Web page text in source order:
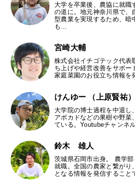
大学を卒業後、農協に就職
の道に。地元神奈川県で、
型農業を実現するため、暗
も…
宮崎大輔
株式会社イチゴテック代表
ち上げや経営改善をサポー
家庭菜園のお役立ち情報
けんゆー （上原賢祐）
大学院の博士過程を中退し
アボカドなどの果樹や野菜
ている。Youtubeチャンネ
鈴木 雄人
茨城県石岡市出身。 農学
就職。全国の農家と繋がり
となる情報を発信するこ